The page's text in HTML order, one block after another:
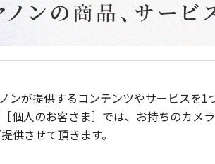
ンが提供するコンテンツやサービスを1
個人のお客さま］では、お持ちのカメ
供させて頂きます。